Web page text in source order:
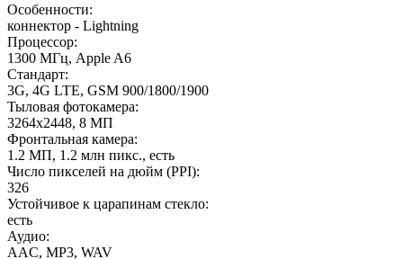
Особенности:
коннектор - Lightning
Процессор:
1300 МГц, Apple A6
Стандарт:
3G, 4G LTE, GSM 900/1800/1900
Тыловая фотокамера:
3264x2448, 8 МП
Фронтальная камера:
1.2 МП, 1.2 млн пикс., есть
Число пикселей на дюйм (PPI):
326
Устойчивое к царапинам стекло:
есть
Аудио:
AAC, MP3, WAV